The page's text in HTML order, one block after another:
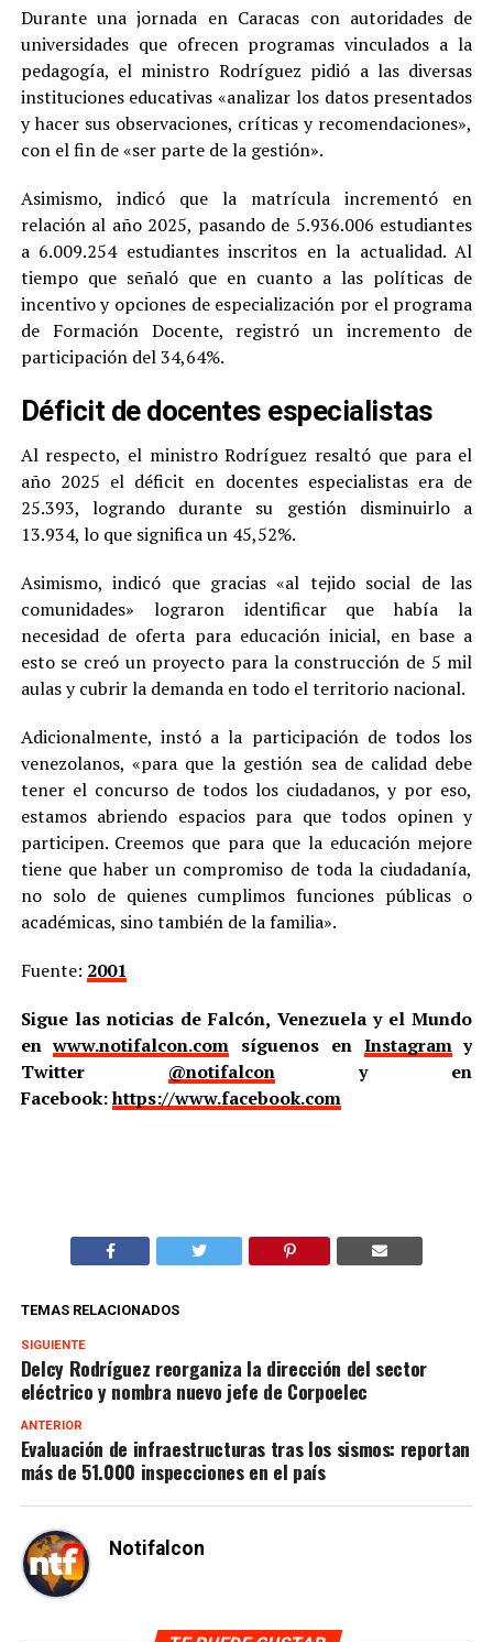
Durante una jornada en Caracas con autoridades de
universidades que ofrecen programas vinculados a la
pedagogía, el ministro Rodríguez pidió a las diversas
instituciones educativas «analizar los datos presentados
y hacer sus observaciones, críticas y recomendaciones»,
con el fin de «ser parte de la gestión».
Asimismo, indicó que la matrícula incrementó en
relación al año 2025, pasando de 5.936.006 estudiantes
a 6.009.254 estudiantes inscritos en la actualidad. Al
tiempo que señaló que en cuanto a las políticas de
incentivo y opciones de especialización por el programa
de Formación Docente, registró un incremento de
participación del 34,64%.
Déficit de docentes especialistas
Al respecto, el ministro Rodríguez resaltó que para el
año 2025 el déficit en docentes especialistas era de
25.393, logrando durante su gestión disminuirlo a
13.934, lo que significa un 45,52%.
Asimismo, indicó que gracias «al tejido social de las
comunidades» lograron identificar que había la
necesidad de oferta para educación inicial, en base a
esto se creó un proyecto para la construcción de 5 mil
aulas y cubrir la demanda en todo el territorio nacional.
Adicionalmente, instó a la participación de todos los
venezolanos, «para que la gestión sea de calidad debe
tener el concurso de todos los ciudadanos, y por eso,
estamos abriendo espacios para que todos opinen y
participen. Creemos que para que la educación mejore
tiene que haber un compromiso de toda la ciudadanía,
no solo de quienes cumplimos funciones públicas o
académicas, sino también de la familia».
Fuente: 2001
Sigue las noticias de Falcón, Venezuela y el Mundo
enwww.notifalcon.com síguenos en Instagramy
Twitter @notifalcony en
Facebook:https://www.facebook.com
TEMAS RELACIONADOS
SIGUIENTE
Delcy Rodríguez reorganiza la dirección del sector
eléctrico y nombra nuevo jefe de Corpoelec
ANTERIOR
Evaluación de infraestructuras tras los sismos: reportan
más de 51.000 inspecciones en el país
Notifalcon